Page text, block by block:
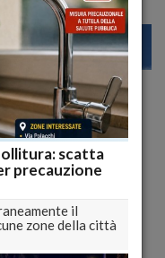
22 27
Nuova in Abruzzo
scatta
precauzione
il
zone della città